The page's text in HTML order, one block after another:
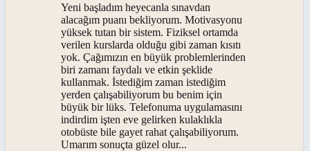
Yeni başladım heyecanla sınavdan
alacağım puanı bekliyorum. Motivasyonu
yüksek tutan bir sistem. Fiziksel ortamda
verilen kurslarda olduğu gibi zaman kısıtı
yok. Çağımızın en büyük problemlerinden
biri zamanı faydalı ve etkin şeklide
kullanmak. İstediğim zaman istediğim
yerden çalışabiliyorum bu benim için
büyük bir lüks. Telefonuma uygulamasını
indirdim işten eve gelirken kulaklıkla
otobüste bile gayet rahat çalışabiliyorum.
Umarım sonuçta güzel olur...